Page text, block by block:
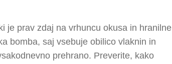
je prav zdaj na vrhuncu okusa in hranilne
bomba, saj vsebuje obilico vlaknin in
prehrano. Preverite, kako